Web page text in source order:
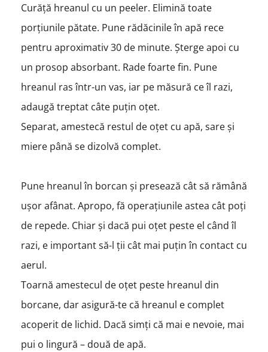
Curăță hreanul cu un peeler. Elimină toate
porțiunile pătate. Pune rădăcinile în apă rece
pentru aproximativ 30 de minute. Șterge apoi cu
un prosop absorbant. Rade foarte fin. Pune
hreanul ras într-un vas, iar pe măsură ce îl razi,
adaugă treptat câte puțin oțet.
Separat, amestecă restul de oțet cu apă, sare și
miere până se dizolvă complet.
Pune hreanul în borcan și presează cât să rămână
ușor afânat. Apropo, fă operațiunile astea cât poți
de repede. Chiar și dacă pui oțet peste el când îl
razi, e important să-l ții cât mai puțin în contact cu
aerul.
Toarnă amestecul de oțet peste hreanul din
borcane, dar asigură-te că hreanul e complet
acoperit de lichid. Dacă simți că mai e nevoie, mai
pui o lingură – două de apă.